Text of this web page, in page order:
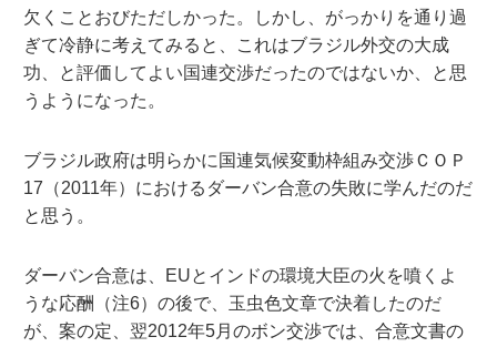
欠くことおびただしかった。しかし、がっかりを通り過
ぎて冷静に考えてみると、これはブラジル外交の大成
功、と評価してよい国連交渉だったのではないか、と思
うようになった。
ブラジル政府は明らかに国連気候変動枠組み交渉ＣＯＰ
17（2011年）におけるダーバン合意の失敗に学んだのだ
と思う。
ダーバン合意は、EUとインドの環境大臣の火を噴くよ
うな応酬（注6）の後で、玉虫色文章で決着したのだ
が、案の定、翌2012年5月のボン交渉では、合意文書の